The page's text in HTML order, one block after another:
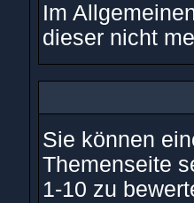
Im
dieser nicht
Sie können
Themenseite
1-10 zu